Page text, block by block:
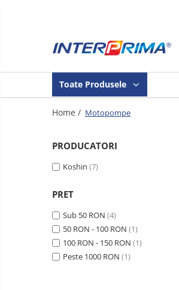
Mașini de carotat
Echipamente
Maiuri compactoare
Plăci vibrante
Cilindri vibrocompactori
Tehnică diamantată
Discuri diamantate
Șpițuri și
dălți
Toate Produsele
Home / Motopompe
PRODUCATORI
Koshin (7)
PRET
Sub 50 RON (4)
50 RON - 100 RON (1)
100 RON - 150 RON (1)
Peste 1000 RON (1)